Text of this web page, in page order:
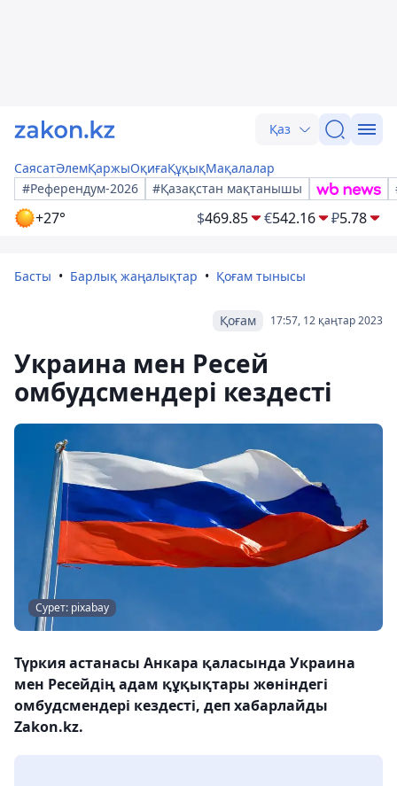
Қаз
СаясатӘлемҚаржыОқиғаҚұқықМақалалар
#Референдум-2026
#Қазақстан мақтанышы
+27° $469.85 €542.16 ₽5.78
Басты Барлық жаңалықтар Қоғам тынысы
17:57, 12 қаңтар 2023
Қоғам
Украина мен Ресей
омбудсмендері кездесті
Сурет: pixabay
Түркия астанасы Анкара қаласында Украина
мен Ресейдің адам құқықтары жөніндегі
омбудсмендері кездесті, деп хабарлайды
Zakon.kz.